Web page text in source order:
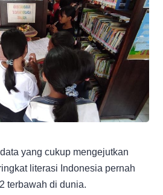
yang cukup mengejutkan
literasi Indonesia pernah
terbawah di dunia.